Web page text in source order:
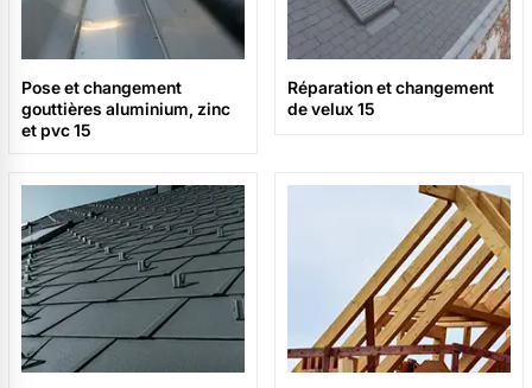
Pose et changement
gouttières aluminium, zinc
et pvc 15
Réparation et changement
de velux 15